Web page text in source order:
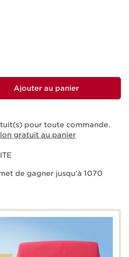
Ajouter au panier
pour toute commande.
gratuit au panier
de gagner jusqu'à 1070